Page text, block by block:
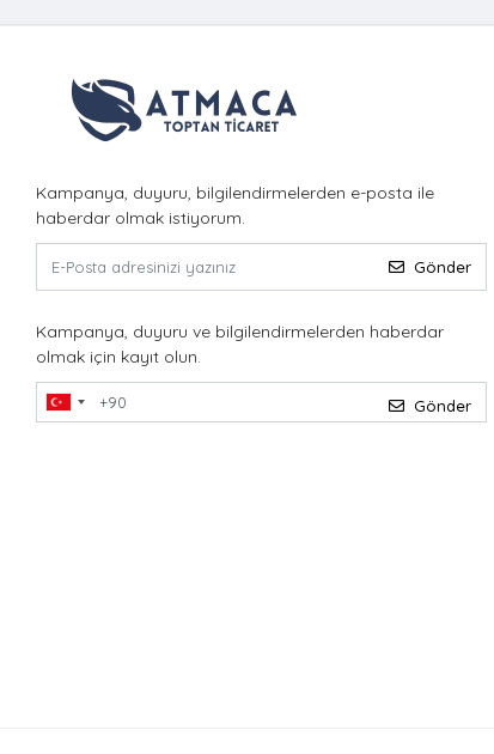
Kampanya, duyuru, bilgilendirmelerden e-posta ile
haberdar olmak istiyorum.
Gönder
Kampanya, duyuru ve bilgilendirmelerden haberdar
olmak için kayıt olun.
Gönder